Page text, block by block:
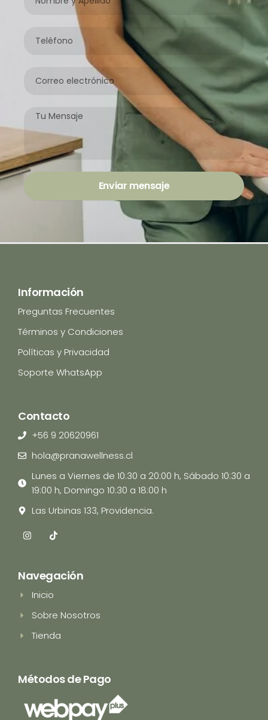
electrónico
Mensaje
Enviar mensaje
Información
Preguntas Frecuentes
Términos y Condiciones
Políticas y Privacidad
Soporte WhatsApp
Contacto
+56 9 20620961
hola@pranawellness.cl
Lunes a Viernes de 10:30 a 20:00 h, Sábado 10:30 a
19:00 h, Domingo 10:30 a 18:00 h
Las Urbinas 133, Providencia.
I
n
g
T
i
k
Navegación
Inicio
Sobre Nosotros
Tienda
Métodos de Pago